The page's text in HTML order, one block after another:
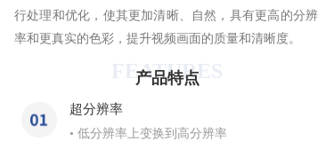
行处理和优化，使其更加清晰、自然，具有更高的分辨
率和更真实的色彩，提升视频画面的质量和清晰度。
超分辨率
• 低分辨率上变换到高分辨率
产品特点
FEATURES